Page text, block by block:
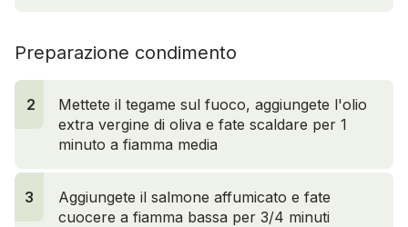
Preparazione condimento
2
Mettete il tegame sul fuoco, aggiungete l'olio
extra vergine di oliva e fate scaldare per 1
minuto a fiamma media
3
Aggiungete il salmone affumicato e fate
cuocere a fiamma bassa per 3/4 minuti